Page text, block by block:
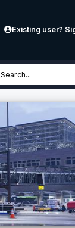
Existing user?
Search...